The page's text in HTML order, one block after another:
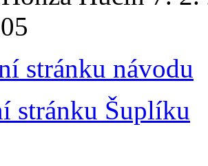
stránku návodu
stránku Šuplíku